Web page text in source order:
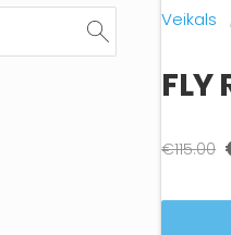
Veikals
€115.00